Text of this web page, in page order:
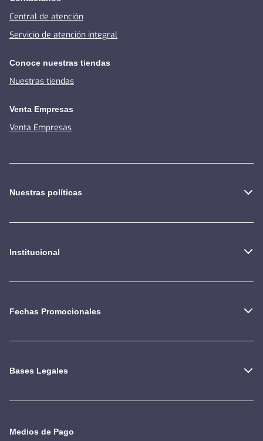
Central de atención
Servicio de atención integral
Conoce nuestras tiendas
Nuestras tiendas
Venta Empresas
Venta Empresas
Nuestras políticas
Institucional
Fechas Promocionales
Bases Legales
Medios de Pago